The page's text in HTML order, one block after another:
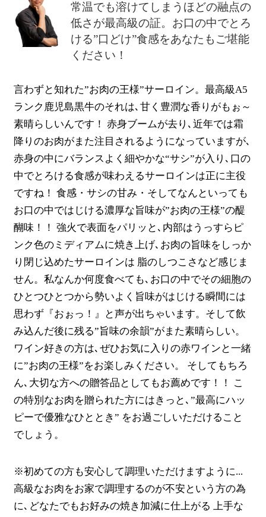
常温でも溶けてしまうほどの融点の
低さが最高級の証。 お口の中でとろ
ける”口どけ”食感をあなたもご堪能
ください！
言わずと知れた”お肉の王様”サーロイン。最高級A5
ランク鹿児島黒牛のそれは､甘く豊潤な香りがもぉ～
素晴らしいんです！ 赤身ブームが去り､近年では霜
降りのお肉がまた注目されるようになっていますが､
赤身の中にバランスよく細やかな“サシ”が入り､口の
中でとろける食感が味わえるサーロインは正に主役
ですね！ 食感・サシの甘み・そしてなんといっても
お口の中ではじける濃厚な旨味が”お肉の王様”の醍
醐味！！ 強火で表面をパリッと､内部はうっすらピ
ンク色のミディアムに焼き上げ､お肉の旨味をしっか
り閉じ込めたサーロインは 脂のしつこさなど感じま
せん。私なんか何度食べても､お口の中でその細胞の
ひとつひとつから勢いよく旨味がはじける瞬間には
思わず『おぉっ！』と声が出ちゃいます。そして飲
み込んだ後に残る”旨味の余韻”がまた素晴らしい。
ワイン好きの方は､ぜひお気に入りの赤ワインと一緒
に”お肉の王様”をお楽しみください。 そしてもちろ
ん､大切な方への贈答品としてもお薦めです！！ こ
の特別なお肉を贈られた方にはきっと､”最高にハッ
ピーで優雅なひととき” をお過ごしいただけること
でしょう。
※初めての方も安心して調理いただけますように...
高級なお肉をお家で調理するのが不安という方の為
に､どなたでもお好みの焼き加減に仕上がる 上手な